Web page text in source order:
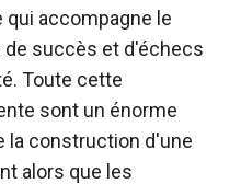
accompagne le
de succès et d'échecs
Toute cette
sont un énorme
la construction d'une
alors que les